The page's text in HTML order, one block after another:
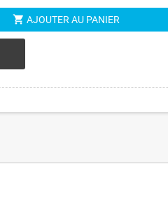
shopping_cart AJOUTER AU PANIER